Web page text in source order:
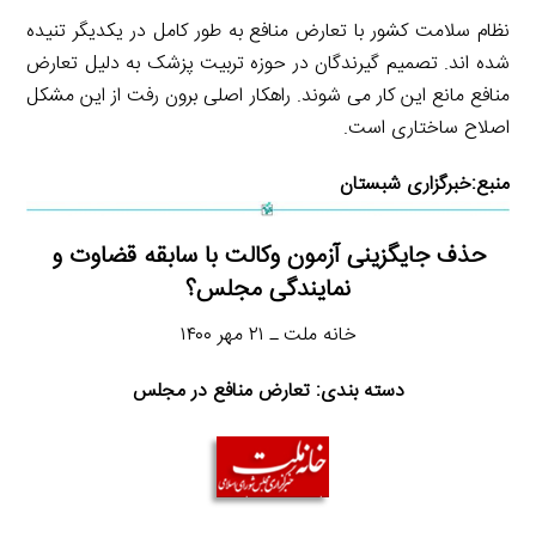
نظام سلامت کشور با تعارض منافع به طور کامل در یکدیگر تنیده
شده اند. تصمیم گیرندگان در حوزه تربیت پزشک به دلیل تعارض
منافع مانع این کار می شوند. راهکار اصلی برون رفت از این مشکل
اصلاح ساختاری است.
منبع:خبرگزاری شبستان
حذف جایگزینی آزمون وکالت با سابقه قضاوت و
نمایندگی مجلس؟
خانه ملت ـ ۲۱ مهر ۱۴۰۰
دسته بندی: تعارض منافع در مجلس